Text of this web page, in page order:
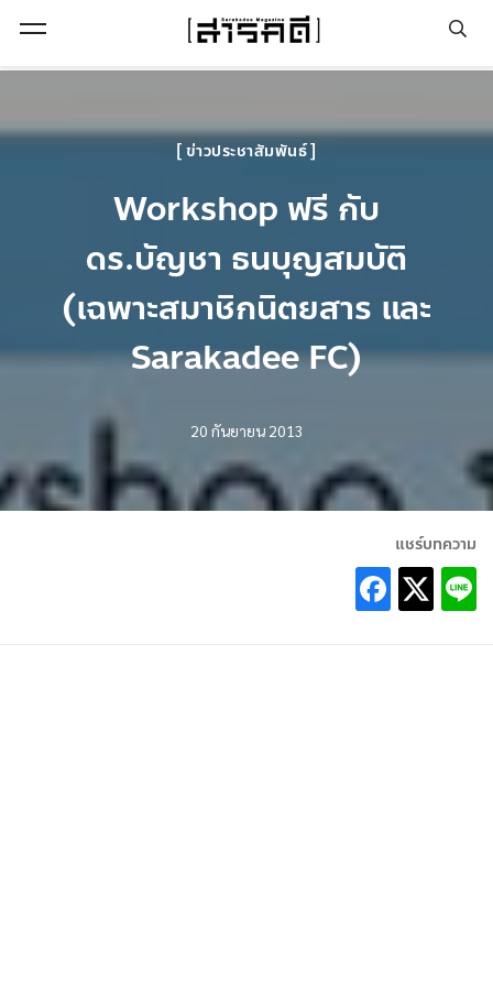
ข่าวประชาสัมพันธ์
Workshop ฟรี กับ
ดร.บัญชา ธนบุญสมบัติ
(เฉพาะสมาชิกนิตยสาร และ
Sarakadee FC)
20 กันยายน 2013
แชร์บทความ